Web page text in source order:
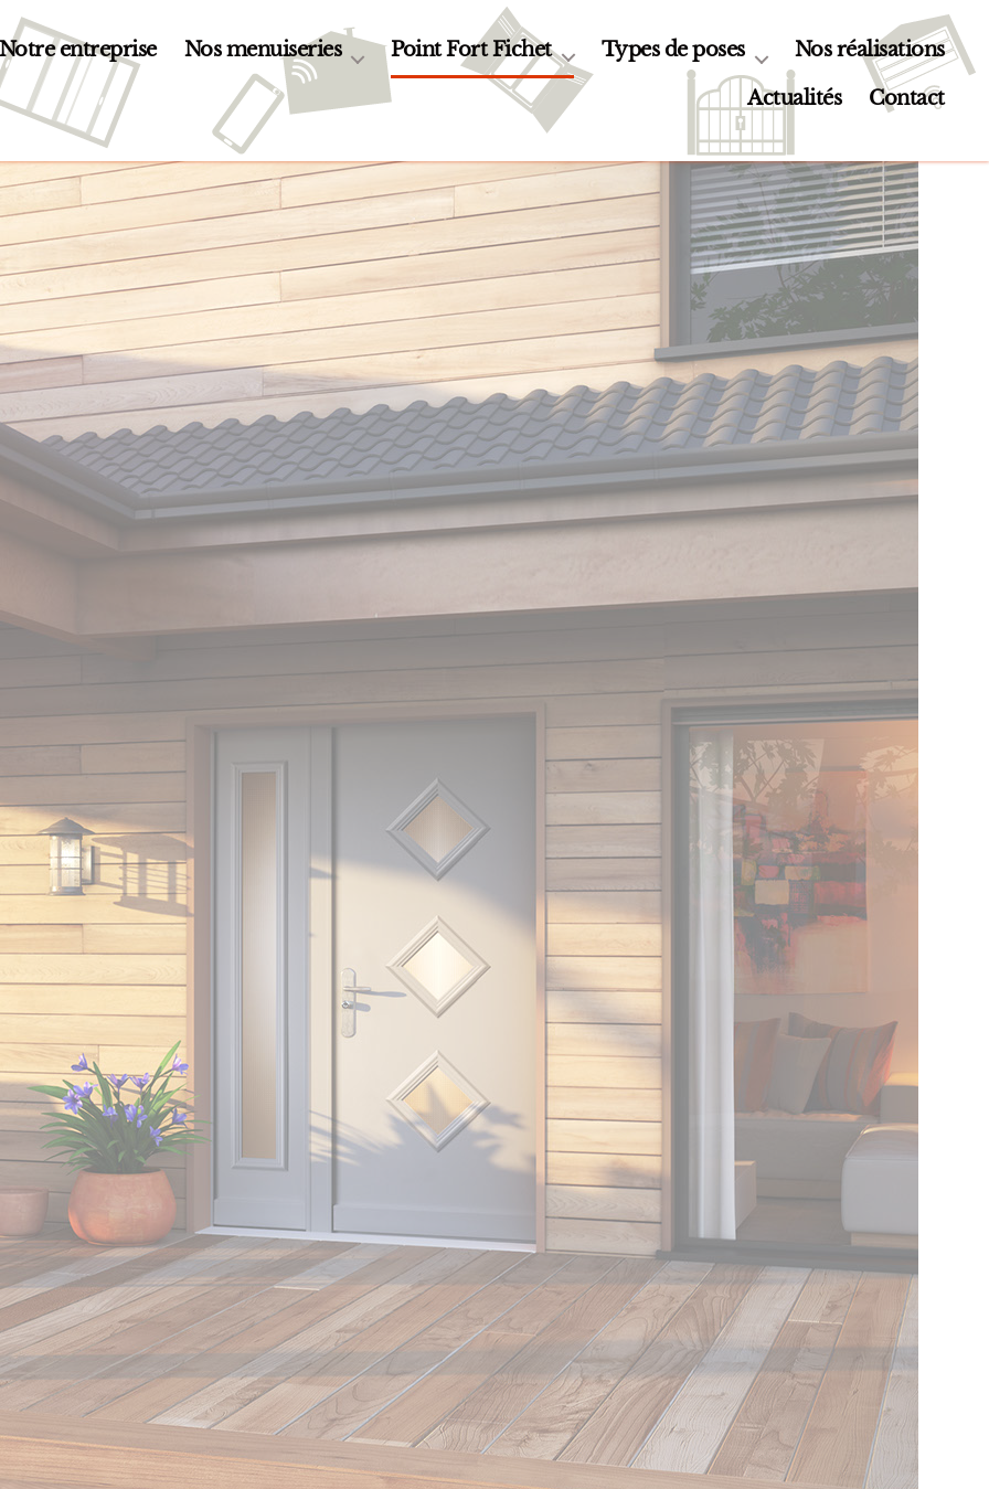
entreprise Nos menuiseries Point Fort Fichet Types de poses
Nos réalisations
Actualités
Contact